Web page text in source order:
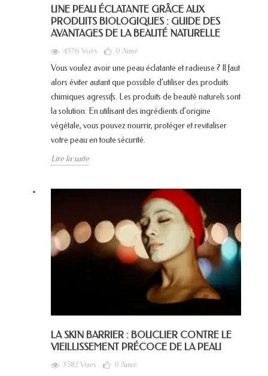
UNE PEAU ÉCLATANTE GRÂCE AUX
PRODUITS BIOLOGIQUES : GUIDE DES
AVANTAGES DE LA BEAUTÉ NATURELLE
4576 Vues 0 Aimé
Vous voulez avoir une peau éclatante et radieuse ? Il faut
alors éviter autant que possible d’utiliser des produits
chimiques agressifs. Les produits de beauté naturels sont
la solution. En utilisant des ingrédients d’origine
végétale, vous pouvez nourrir, protéger et revitaliser
votre peau en toute sécurité.
Lire la suite
LA SKIN BARRIER : BOUCLIER CONTRE LE
VIEILLISSEMENT PRÉCOCE DE LA PEAU
3582 Vues 0 Aimé